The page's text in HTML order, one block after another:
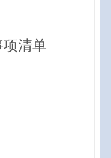
清单